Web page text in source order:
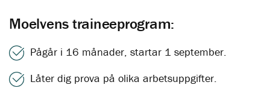
Moelvens traineeprogram:
Pågår i 16 månader, startar 1 september.
Låter dig prova på olika arbetsuppgifter.